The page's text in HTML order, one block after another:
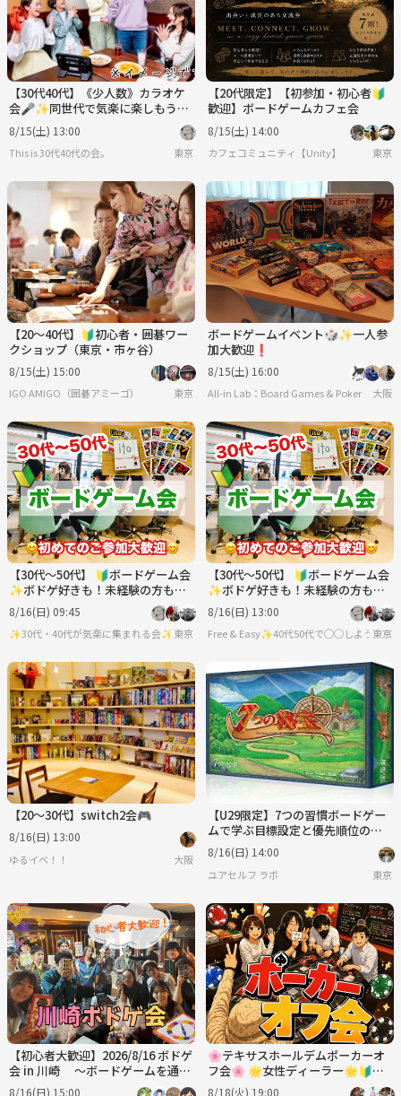
【30代40代】《少人数》カラオケ
会🎤✨同世代で気楽に楽しもう☺️
初参加大歓迎です(*^^*)✨
8/15(土) 13:00
This is 30代40代の会。 東京
【20代限定】【初参加・初心者🔰
歓迎】ボードゲームカフェ会
8/15(土) 14:00
カフェコミュニティ【Unity】 東京
【20〜40代】🔰初心者・囲碁ワー
クショップ（東京・市ヶ谷）
8/15(土) 15:00
IGO AMIGO（囲碁アミーゴ） 東京
ボードゲームイベント🎲✨一人参
加大歓迎❗️
8/15(土) 16:00
All-in Lab：Board Games & Poker 大阪
【30代〜50代】 🔰ボードゲーム会
✨ボドゲ好きも！未経験の方も！
難しいルールは一切なし🙆‍♀️
8/16(日) 09:45
✨30代・40代が気楽に集まれる会✨ 東京
【30代〜50代】 🔰ボードゲーム会
✨ボドゲ好きも！未経験の方も！
難しいルールは一切なし🙆‍♀️
8/16(日) 13:00
Free & Easy✨40代50代で◯◯しようの会
東京
【20〜30代】switch2会🎮
8/16(日) 13:00
ゆるイベ！！ 大阪
【U29限定】7つの習慣ボードゲー
ムで学ぶ目標設定と優先順位の付
け方【定員4名】
8/16(日) 14:00
ユアセルフ ラボ 東京
【初心者大歓迎】2026/8/16 ボドゲ
会 in 川崎 〜ボードゲームを通し
て新しい仲間を見つけよう😆〜
8/16(日) 15:00
🌸テキサスホールデムポーカーオ
フ会🌸 🌟女性ディーラー🌟🔰初
心者・友達作り＆交流オフ会🃏
8/18(火) 19:00